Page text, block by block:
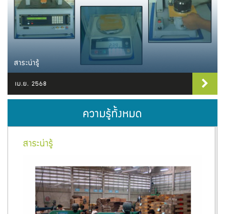
สาระน่ารู้
เม.ย. 2568
8 9 10 ถัดไป
ความรู้ทั้งหมด
สาระน่ารู้